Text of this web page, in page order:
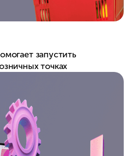
запустить
точках